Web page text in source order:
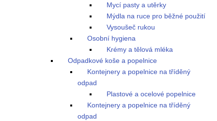
Mycí pasty a utěrky
Mýdla na ruce pro běžné použití
Vysoušeč rukou
Osobní hygiena
Krémy a tělová mléka
Odpadkové koše a popelnice
Kontejnery a popelnice na tříděný
odpad
Plastové a ocelové popelnice
Kontejnery a popelnice na tříděný
odpad